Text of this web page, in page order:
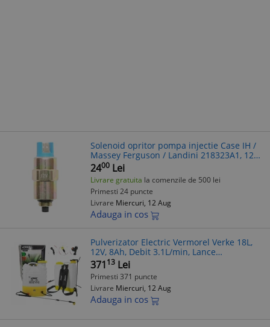
Solenoid opritor pompa injectie Case IH /
Massey Ferguson / Landini 218323A1, 12V,
2 poli, filet 14 x 1,5 mm, pentru motor
CC90, CSCS63, CXCX100,
2400 Lei
Livrare gratuita la comenzile de 500 lei
Primesti 24 puncte
Livrare Miercuri, 12 Aug
Adauga in cos
Pulverizator Electric Vermorel Verke 18L,
12V, 8Ah, Debit 3.1L/min, Lance
Telescopica, 3 Duze
37113 Lei
Primesti 371 puncte
Livrare Miercuri, 12 Aug
Adauga in cos